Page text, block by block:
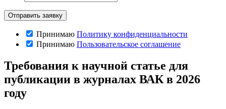
Принимаю Политику конфиденциальности
Принимаю Пользовательское соглашение
Требования к научной статье для
публикации в журналах ВАК в 2026
году